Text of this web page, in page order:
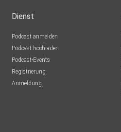
Dienst
Podcast anmelden
Podcast hochladen
Podcast-Events
Registrierung
Anmeldung